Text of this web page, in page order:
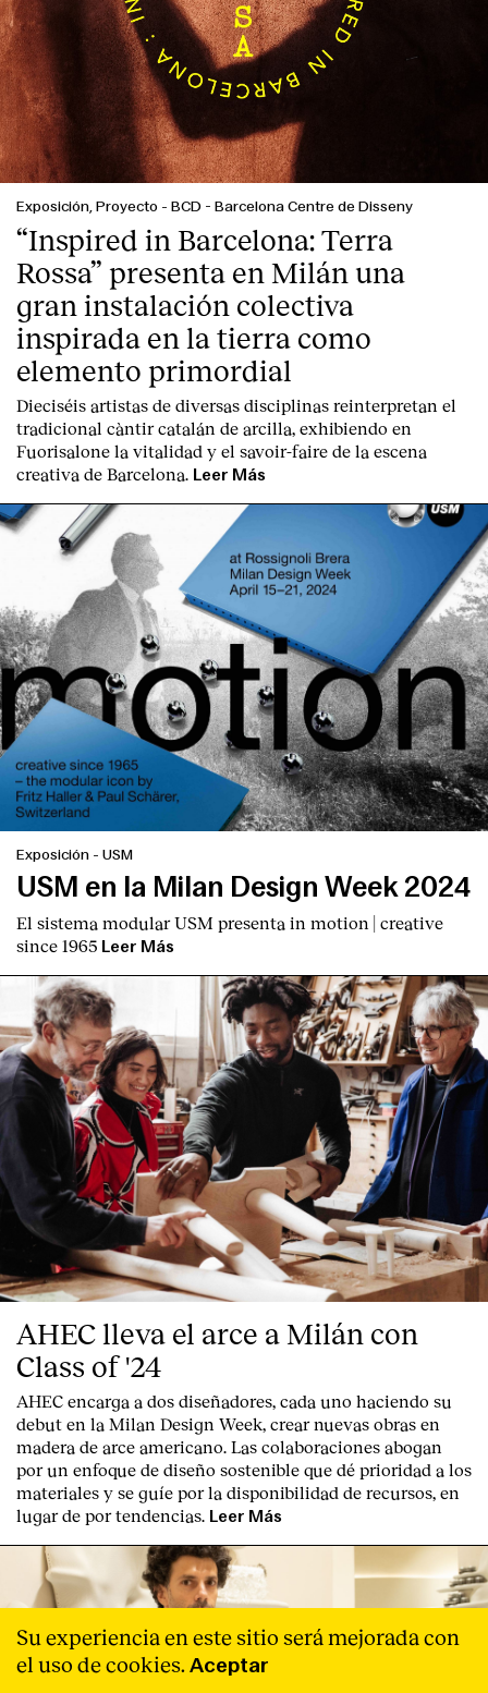
English Español Italiano Català
Exposición, Proyecto - BCD - Barcelona Centre de Disseny
“Inspired in Barcelona: Terra
Rossa” presenta en Milán una
gran instalación colectiva
inspirada en la tierra como
elemento primordial
Dieciséis artistas de diversas disciplinas reinterpretan el
tradicional càntir catalán de arcilla, exhibiendo en
Fuorisalone la vitalidad y el savoir-faire de la escena
creativa de Barcelona. Leer Más
Exposición - USM
USM en la Milan Design Week 2024
El sistema modular USM presenta in motion | creative
since 1965 Leer Más
AHEC lleva el arce a Milán con
Class of '24
AHEC encarga a dos diseñadores, cada uno haciendo su
debut en la Milan Design Week, crear nuevas obras en
madera de arce americano. Las colaboraciones abogan
por un enfoque de diseño sostenible que dé prioridad a los
materiales y se guíe por la disponibilidad de recursos, en
lugar de por tendencias. Leer Más
Su experiencia en este sitio será mejorada con
el uso de cookies. Aceptar